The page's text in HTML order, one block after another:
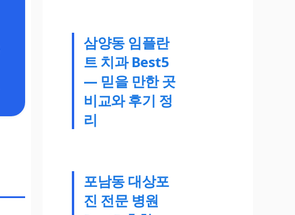
삼양동 임플란
트 치과 Best5
— 믿을 만한 곳
비교와 후기 정
리
포남동 대상포
진 전문 병원